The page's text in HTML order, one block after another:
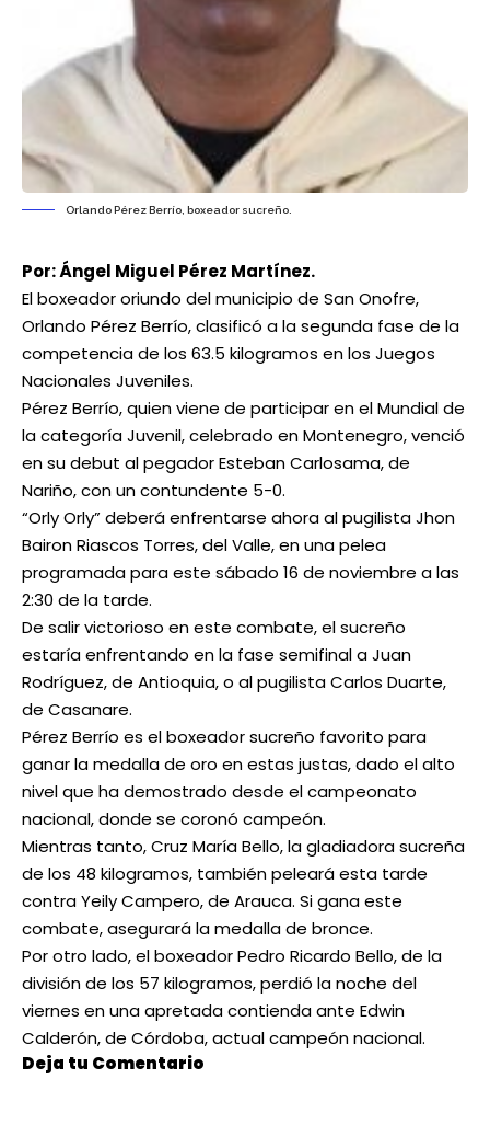
Orlando Pérez Berrío, boxeador sucreño.
Por: Ángel Miguel Pérez Martínez.
El boxeador oriundo del municipio de San Onofre,
Orlando Pérez Berrío, clasificó a la segunda fase de la
competencia de los 63.5 kilogramos en los Juegos
Nacionales Juveniles.
Pérez Berrío, quien viene de participar en el Mundial de
la categoría Juvenil, celebrado en Montenegro, venció
en su debut al pegador Esteban Carlosama, de
Nariño, con un contundente 5-0.
“Orly Orly” deberá enfrentarse ahora al pugilista Jhon
Bairon Riascos Torres, del Valle, en una pelea
programada para este sábado 16 de noviembre a las
2:30 de la tarde.
De salir victorioso en este combate, el sucreño
estaría enfrentando en la fase semifinal a Juan
Rodríguez, de Antioquia, o al pugilista Carlos Duarte,
de Casanare.
Pérez Berrío es el boxeador sucreño favorito para
ganar la medalla de oro en estas justas, dado el alto
nivel que ha demostrado desde el campeonato
nacional, donde se coronó campeón.
Mientras tanto, Cruz María Bello, la gladiadora sucreña
de los 48 kilogramos, también peleará esta tarde
contra Yeily Campero, de Arauca. Si gana este
combate, asegurará la medalla de bronce.
Por otro lado, el boxeador Pedro Ricardo Bello, de la
división de los 57 kilogramos, perdió la noche del
viernes en una apretada contienda ante Edwin
Calderón, de Córdoba, actual campeón nacional.
Deja tu Comentario